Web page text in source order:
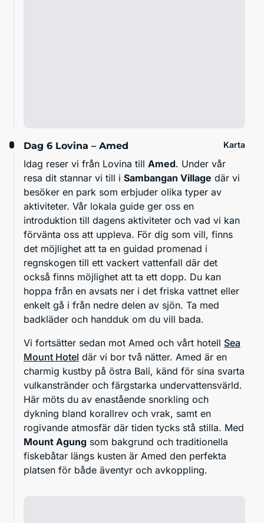
Dag 6 Lovina – Amed Karta
Idag reser vi från Lovina till Amed. Under vår
resa dit stannar vi till i Sambangan Village där vi
besöker en park som erbjuder olika typer av
aktiviteter. Vår lokala guide ger oss en
introduktion till dagens aktiviteter och vad vi kan
förvänta oss att uppleva. För dig som vill, finns
det möjlighet att ta en guidad promenad i
regnskogen till ett vackert vattenfall där det
också finns möjlighet att ta ett dopp. Du kan
hoppa från en avsats ner i det friska vattnet eller
enkelt gå i från nedre delen av sjön. Ta med
badkläder och handduk om du vill bada.
Vi fortsätter sedan mot Amed och vårt hotell Sea
Mount Hotel där vi bor två nätter. Amed är en
charmig kustby på östra Bali, känd för sina svarta
vulkanstränder och färgstarka undervattensvärld.
Här möts du av enastående snorkling och
dykning bland korallrev och vrak, samt en
rogivande atmosfär där tiden tycks stå stilla. Med
Mount Agung som bakgrund och traditionella
fiskebåtar längs kusten är Amed den perfekta
platsen för både äventyr och avkoppling.